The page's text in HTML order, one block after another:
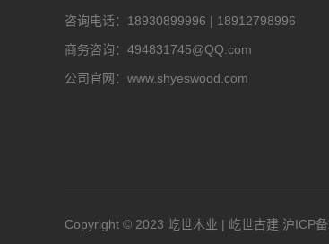
咨询电话： 18930899996 | 18912798996
商务咨询： 494831745@QQ.com
公司官网： www.shyeswood.com
Copyright © 2023 屹世木业 | 屹世古建 沪ICP